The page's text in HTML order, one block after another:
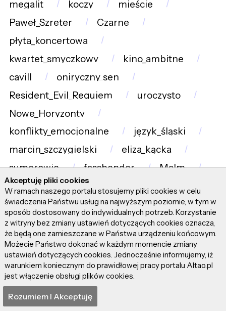
megalit
koczy
mieście
Paweł_Szreter
Czarne
płyta_koncertowa
kwartet_smyczkowy
kino_ambitne
cavill
oniryczny_sen
Resident_Evil_Requiem
uroczysto
Nowe_Horyzonty
konflikty_emocjonalne
język_śląski
marcin_szczygielski
eliza_kącka
sumerowie
fassbender
Malm
koscil
ywa
relacja_damsko-męska
mitologia_grecka
piramida_słońca
Pliki cookie pomagają nam technicznie prowadzić
portal Altao.pl. Korzystając z portalu, zgadzasz się na
użycie plików cookie. Pliki cookie są wykorzystywane
tylko do działań techniczno-administracyjnych i nie
przekazują danych osobowych oraz informacji z tej
Akceptuję pliki cookies
W ramach naszego portalu stosujemy pliki cookies w celu
świadczenia Państwu usług na najwyższym poziomie, w tym w
sposób dostosowany do indywidualnych potrzeb. Korzystanie
z witryny bez zmiany ustawień dotyczących cookies oznacza,
że będą one zamieszczane w Państwa urządzeniu końcowym.
Możecie Państwo dokonać w każdym momencie zmiany
ustawień dotyczących cookies. Jednocześnie informujemy, iż
warunkiem koniecznym do prawidłowej pracy portalu Altao.pl
jest włączenie obsługi plików cookies.
Rozumiem I Akceptuję